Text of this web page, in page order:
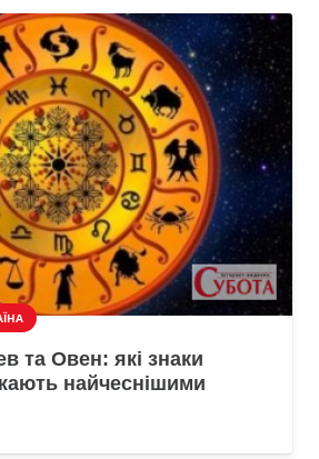
та Овен: які знаки
найчеснішими